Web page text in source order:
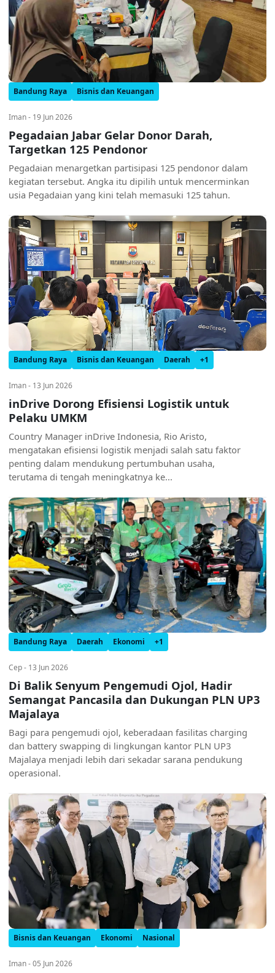
Bandung Raya Bisnis dan Keuangan
Iman - 19 Jun 2026
Pegadaian Jabar Gelar Donor Darah,
Targetkan 125 Pendonor
Pegadaian menargetkan partisipasi 125 pendonor dalam
kegiatan tersebut. Angka itu dipilih untuk mencerminkan
usia Pegadaian yang kini telah memasuki 125 tahun.
Bandung Raya Bisnis dan Keuangan Daerah +1
Iman - 13 Jun 2026
inDrive Dorong Efisiensi Logistik untuk
Pelaku UMKM
Country Manager inDrive Indonesia, Rio Aristo,
mengatakan efisiensi logistik menjadi salah satu faktor
penting dalam mendukung pertumbuhan usaha,
terutama di tengah meningkatnya ke...
Bandung Raya Daerah Ekonomi +1
Cep - 13 Jun 2026
Di Balik Senyum Pengemudi Ojol, Hadir
Semangat Pancasila dan Dukungan PLN UP3
Majalaya
Bagi para pengemudi ojol, keberadaan fasilitas charging
dan battery swapping di lingkungan kantor PLN UP3
Majalaya menjadi lebih dari sekadar sarana pendukung
operasional.
Bisnis dan Keuangan Ekonomi Nasional
Iman - 05 Jun 2026